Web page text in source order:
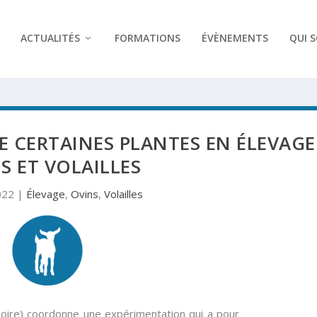
ACTUALITÉS FORMATIONS ÉVÈNEMENTS QUI
CERTAINES PLANTES EN ÉLEVAGE
ET VOLAILLES
| Élevage,Ovins,Volailles
coordonne une expérimentation qui a pour